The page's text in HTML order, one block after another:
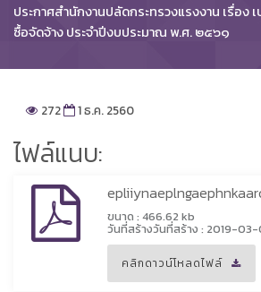
ประกาศสำนักงานปลัดกระทรวงแรงงาน เรื่อง
ซื้อจัดจ้าง ประจำปีงบประมาณ พ.ศ. ๒๕๖๑
272 1 ธ.ค. 2560
ไฟล์แนบ:
ขนาด : 466.62 kb
วันที่สร้างวันที่สร้าง : 2019-
คลิกดาวน์โหลดไฟล์